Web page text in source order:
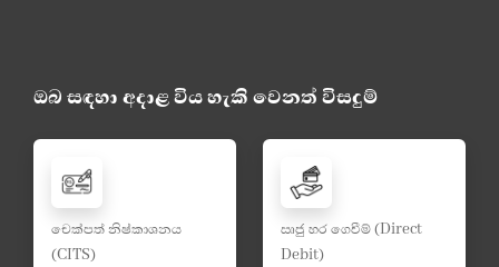
ඔබ සඳහා අදාළ විය හැකි වෙනත් විසදුම්
චෙක්පත් නිෂ්කාශනය
(CITS)
ඍජු හර ගෙවීම් (Direct
Debit)